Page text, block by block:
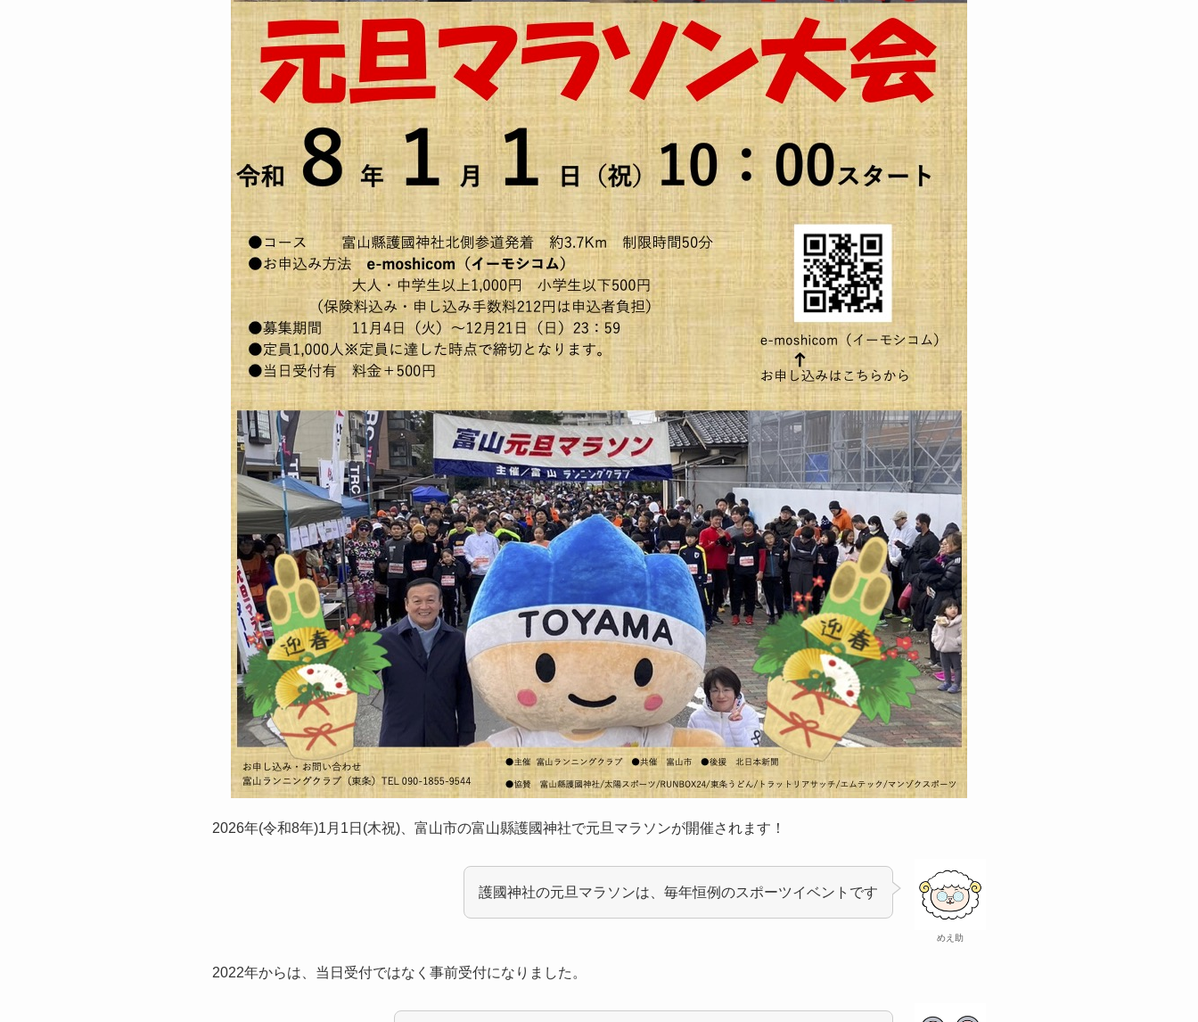
2026年(令和8年)1月1日(木祝)、富山市の富山縣護國神社で元旦マラソンが開催されます！
めえ助
護國神社の元旦マラソンは、毎年恒例のスポーツイベントです
2022年からは、当日受付ではなく事前受付になりました。